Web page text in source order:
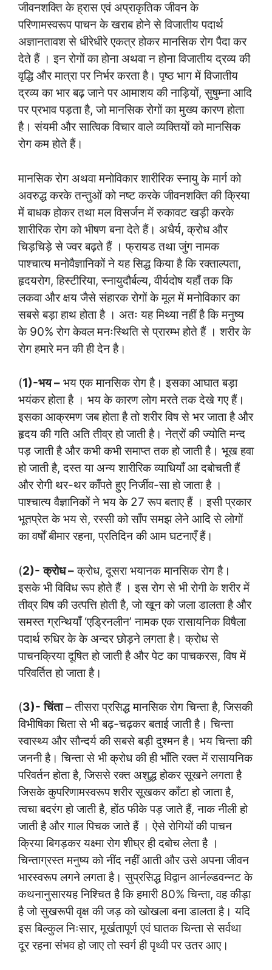
जीवनशक्ति के ह्रास एवं अप्राकृतिक जीवन के
परिणामस्वरूप पाचन के खराब होने से विजातीय पदार्थ
अज्ञानतावश से धीरेधीरे एकत्र होकर मानसिक रोग पैदा कर
देते हैं । इन रोगों का होना अथवा न होना विजातीय द्रव्य की
वृद्धि और मात्रा पर निर्भर करता है। पृष्ठ भाग में विजातीय
द्रव्य का भार बढ़ जाने पर आमाशय की नाड़ियों, सुषुम्ना आदि
पर प्रभाव पड़ता है, जो मानसिक रोगों का मुख्य कारण होता
है। संयमी और सात्विक विचार वाले व्यक्तियों को मानसिक
रोग कम होते हैं।
मानसिक रोग अथवा मनोविकार शारीरिक स्नायु के मार्ग को
अवरुद्ध करके तन्तुओं को नष्ट करके जीवनशक्ति की क्रिया
में बाधक होकर तथा मल विसर्जन में रुकावट खड़ी करके
शारीरिक रोग को भीषण बना देते हैं। अधैर्य, क्रोध और
चिड़चिड़े से ज्वर बढ़ते हैं । फ्रायड तथा जुंग नामक
पाश्चात्य मनोवैज्ञानिकों ने यह सिद्ध किया है कि रक्ताल्पता,
हृदयरोग, हिस्टीरिया, स्नायुदौर्बल्य, वीर्यदोष यहाँ तक कि
लकवा और क्षय जैसे संहारक रोगों के मूल में मनोविकार का
सबसे बड़ा हाथ होता है । अतः यह मिथ्या नहीं है कि मनुष्य
के 90% रोग केवल मनःस्थिति से प्रारम्भ होते हैं । शरीर के
रोग हमारे मन की ही देन है।
(1)-भय – भय एक मानसिक रोग है। इसका आघात बड़ा
भयंकर होता है । भय के कारण लोग मरते तक देखे गए हैं।
इसका आक्रमण जब होता है तो शरीर विष से भर जाता है और
हृदय की गति अति तीव्र हो जाती है। नेत्रों की ज्योति मन्द
पड़ जाती है और कभी कभी समाप्त तक हो जाती है। भूख हवा
हो जाती है, दस्त या अन्य शारीरिक व्याधियाँ आ दबोचती हैं
और रोगी थर-थर काँपते हुए निर्जीव-सा हो जाता है ।
पाश्चात्य वैज्ञानिकों ने भय के 27 रूप बताए हैं । इसी प्रकार
भूतप्रेत के भय से, रस्सी को साँप समझ लेने आदि से लोगों
का वर्षों बीमार रहना, प्रतिदिन की आम घटनाएँ हैं।
(2)- क्रोध –क्रोध, दूसरा भयानक मानसिक रोग है।
इसके भी विविध रूप होते हैं । इस रोग से भी रोगी के शरीर में
तीव्र विष की उत्पत्ति होती है, जो खून को जला डालता है और
समस्त ग्रन्थियाँ ‘एड्रिनलीन’ नामक एक रासायनिक विषैला
पदार्थ रुधिर के के अन्दर छोड़ने लगता है। क्रोध से
पाचनक्रिया दूषित हो जाती है और पेट का पाचकरस, विष में
परिवर्तित हो जाता है।
(3)- चिंता– तीसरा प्रसिद्ध मानसिक रोग चिन्ता है, जिसकी
विभीषिका चिता से भी बढ़-चढ़कर बताई जाती है। चिन्ता
स्वास्थ्य और सौन्दर्य की सबसे बड़ी दुश्मन है। भय चिन्ता की
जननी है। चिन्ता से भी क्रोध की ही भाँति रक्त में रासायनिक
परिवर्तन होता है, जिससे रक्त अशुद्ध होकर सूखने लगता है
जिसके कुपरिणामस्वरूप शरीर सूखकर काँटा हो जाता है,
त्वचा बदरंग हो जाती है, होंठ फीके पड़ जाते हैं, नाक नीली हो
जाती है और गाल पिचक जाते हैं । ऐसे रोगियों की पाचन
क्रिया बिगड़कर यक्ष्मा रोग शीघ्र ही दबोच लेता है ।
चिन्ताग्रस्त मनुष्य को नींद नहीं आती और उसे अपना जीवन
भारस्वरूप लगने लगता है। सुप्रसिद्ध विद्वान आर्नल्डवन्नट के
कथनानुसारयह निश्चित है कि हमारी 80% चिन्ता, वह कीड़ा
है जो सुखरूपी वृक्ष की जड़ को खोखला बना डालता है। यदि
इस बिल्कुल निःसार, मूर्खतापूर्ण एवं घातक चिन्ता से सर्वथा
दूर रहना संभव हो जाए तो स्वर्ग ही पृथ्वी पर उतर आए।